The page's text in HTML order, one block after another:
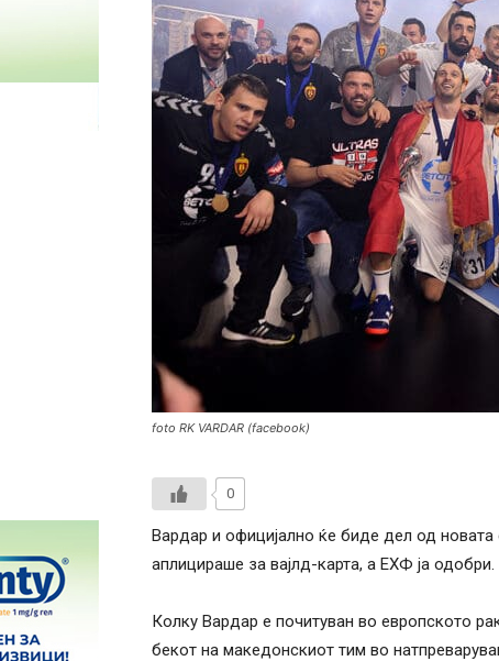
foto RK VARDAR (facebook)
0
Вардар и официјално ќе биде дел од
аплицираше за вајлд-карта, а ЕХФ ја одобри.
Колку Вардар е почитуван во европското
бекот на македонскиот тим во